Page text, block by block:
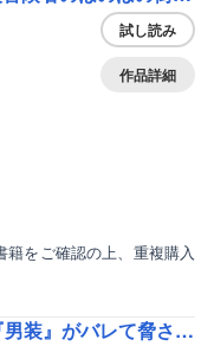
試し読み
作品詳細
をご確認の上、重複購入
天才宮廷画家の憂鬱 ドSな従者に『男装』がバレて脅されています